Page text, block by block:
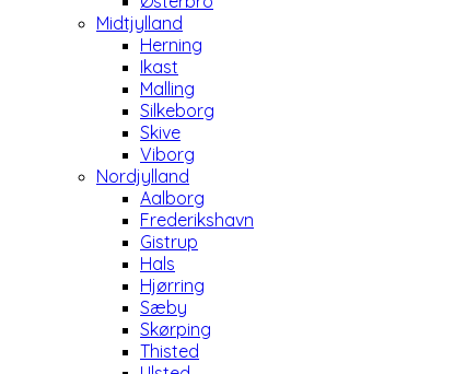
Midtjylland
Herning
Ikast
Malling
Silkeborg
Skive
Viborg
Nordjylland
Aalborg
Frederikshavn
Gistrup
Hals
Hjørring
Sæby
Skørping
Thisted